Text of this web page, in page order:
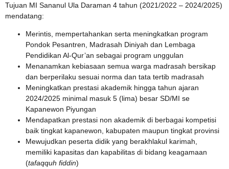
Tujuan MI Sananul Ula Daraman 4 tahun (2021/2022 – 2024/2025)
mendatang:
Merintis, mempertahankan serta meningkatkan program
Pondok Pesantren, Madrasah Diniyah dan Lembaga
Pendidikan Al-Qur’an sebagai program unggulan
Menanamkan kebiasaan semua warga madrasah bersikap
dan berperilaku sesuai norma dan tata tertib madrasah
Meningkatkan prestasi akademik hingga tahun ajaran
2024/2025 minimal masuk 5 (lima) besar SD/MI se
Kapanewon Piyungan
Mendapatkan prestasi non akademik di berbagai kompetisi
baik tingkat kapanewon, kabupaten maupun tingkat provinsi
Mewujudkan peserta didik yang berakhlakul karimah,
memiliki kapasitas dan kapabilitas di bidang keagamaan
(tafaqquh fiddin)